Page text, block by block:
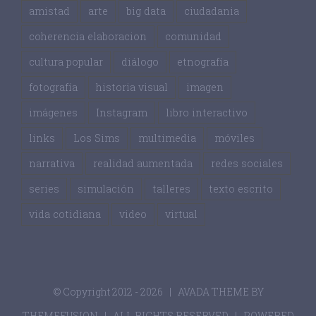
amistad arte big data
ciudadania
coherencia elaboracion
comunidad
cultura popular
diálogo
etnografía
fotografía
historia visual
imagen
imágenes
Instagram
libro interactivo
links
Los Sims multimedia
móviles
narrativa
realidad aumentada
redes sociales
series
simulación talleres
texto escrito
vida cotidiana
video virtual
© Copyright 2012 - 2026 | AVADA THEME BY